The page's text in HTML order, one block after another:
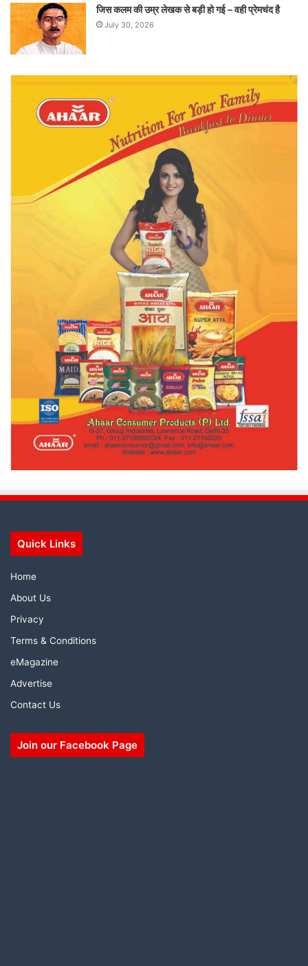
जिस कलम की उम्र लेखक से बड़ी हो गई – वही प्रेमचंद है
July 30, 2026
Quick Links
Home
About Us
Privacy
Terms & Conditions
eMagazine
Advertise
Contact Us
Join our Facebook Page